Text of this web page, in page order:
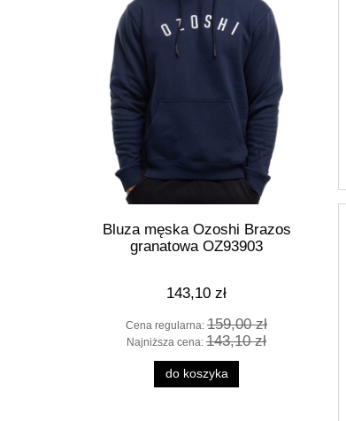
Bluza męska Ozoshi Brazos
granatowa OZ93903
143,10 zł
Cena regularna: 159,00 zł
Najniższa cena: 143,10 zł
do koszyka